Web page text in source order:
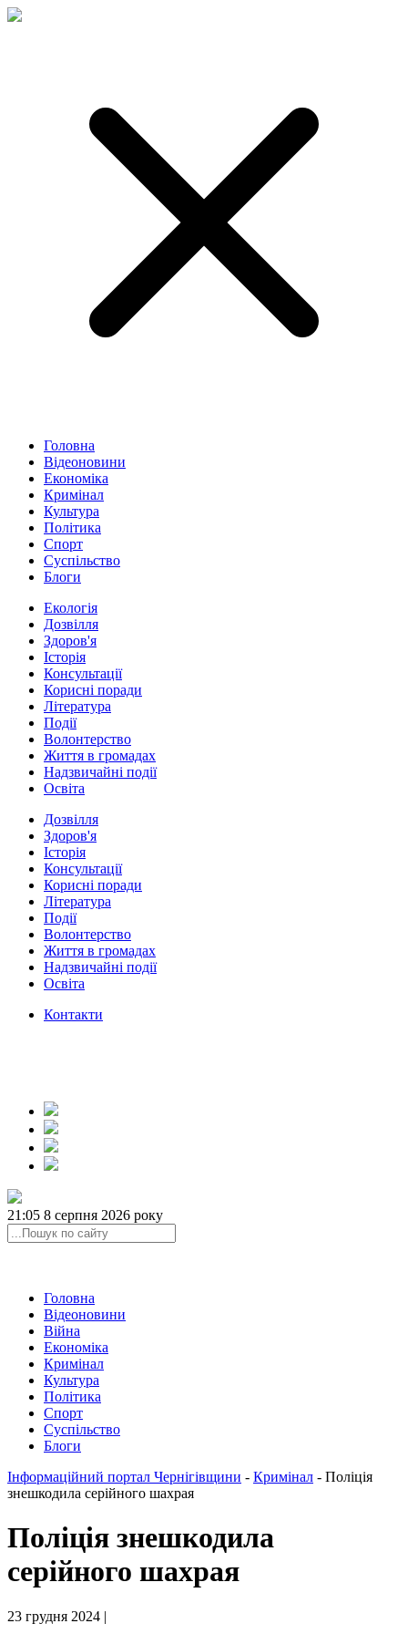
Головна
Відеоновини
Економіка
Кримінал
Культура
Політика
Спорт
Суспільство
Блоги
Екологія
Дозвілля
Здоров'я
Історія
Консультації
Корисні поради
Література
Події
Волонтерство
Життя в громадах
Надзвичайні події
Освіта
Дозвілля
Здоров'я
Історія
Консультації
Корисні поради
Література
Події
Волонтерство
Життя в громадах
Надзвичайні події
Освіта
Контакти
21:05 8 серпня 2026 року
Головна
Відеоновини
Війна
Економіка
Кримінал
Культура
Політика
Спорт
Суспільство
Блоги
Інформаційний портал Чернігівщини - Кримінал - Поліція
знешкодила серійного шахрая
Поліція знешкодила
серійного шахрая
23 грудня 2024 |